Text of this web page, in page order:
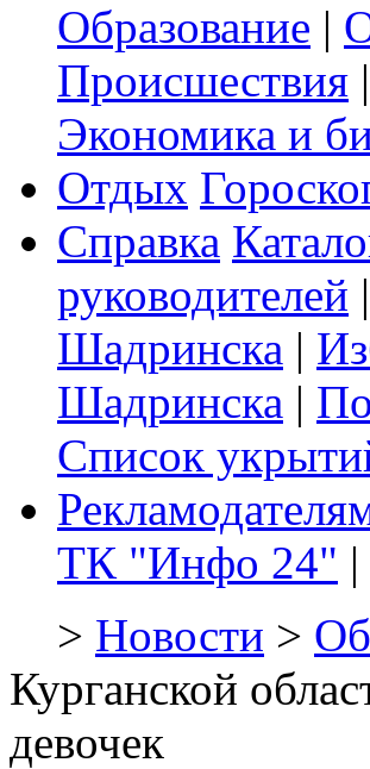
Образование |
Происшествия |
Экономика и
Отдых
Справка
руководителей |
Шадринска |
Шадринска |
Список
ТК "Инфо 24" |
> Новости >
Курганской
девочек